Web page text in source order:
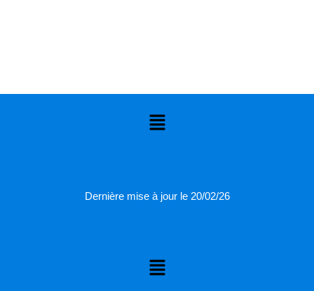
Menu
Dernière mise à jour le 20/02/26
Menu